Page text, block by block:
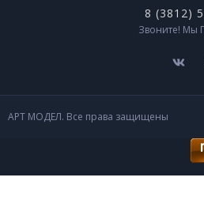
8 (3812)
Звоните! Мы
АРТ МОДЕЛ. Все права защищены